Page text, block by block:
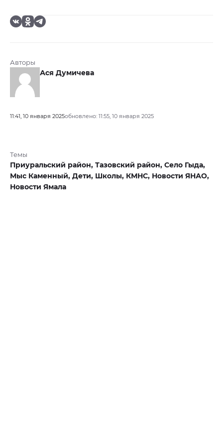
Авторы
Ася Думичева
11:41, 10 января 2025обновлено: 11:55, 10 января 2025
Темы
Приуральский район, Тазовский район, Село Гыда,
Мыс Каменный, Дети, Школы, КМНС, Новости ЯНАО,
Новости Ямала